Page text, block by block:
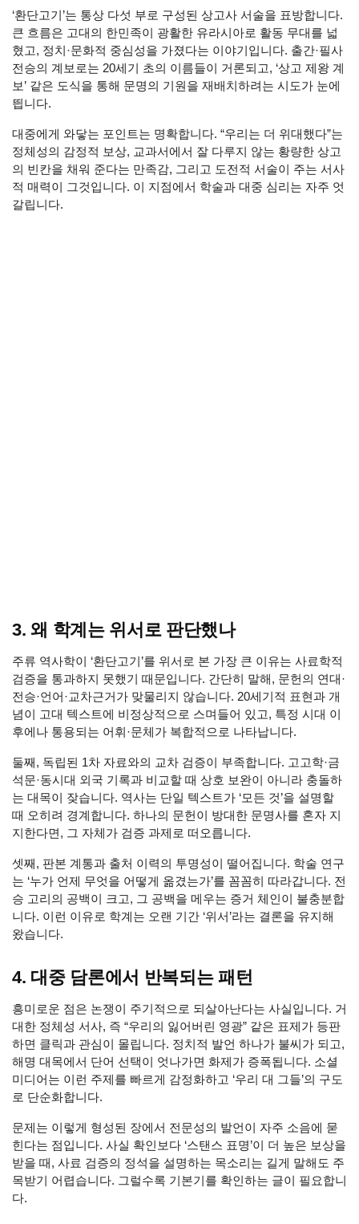
‘환단고기’는 통상 다섯 부로 구성된 상고사 서술을 표방합니다.
큰 흐름은 고대의 한민족이 광활한 유라시아로 활동 무대를 넓
혔고, 정치·문화적 중심성을 가졌다는 이야기입니다. 출간·필사
전승의 계보로는 20세기 초의 이름들이 거론되고, ‘상고 제왕 계
보’ 같은 도식을 통해 문명의 기원을 재배치하려는 시도가 눈에
띕니다.
대중에게 와닿는 포인트는 명확합니다. “우리는 더 위대했다”는
정체성의 감정적 보상, 교과서에서 잘 다루지 않는 황량한 상고
의 빈칸을 채워 준다는 만족감, 그리고 도전적 서술이 주는 서사
적 매력이 그것입니다. 이 지점에서 학술과 대중 심리는 자주 엇
갈립니다.
3. 왜 학계는 위서로 판단했나
주류 역사학이 ‘환단고기’를 위서로 본 가장 큰 이유는 사료학적
검증을 통과하지 못했기 때문입니다. 간단히 말해, 문헌의 연대·
전승·언어·교차근거가 맞물리지 않습니다. 20세기적 표현과 개
념이 고대 텍스트에 비정상적으로 스며들어 있고, 특정 시대 이
후에나 통용되는 어휘·문체가 복합적으로 나타납니다.
둘째, 독립된 1차 자료와의 교차 검증이 부족합니다. 고고학·금
석문·동시대 외국 기록과 비교할 때 상호 보완이 아니라 충돌하
는 대목이 잦습니다. 역사는 단일 텍스트가 ‘모든 것’을 설명할
때 오히려 경계합니다. 하나의 문헌이 방대한 문명사를 혼자 지
지한다면, 그 자체가 검증 과제로 떠오릅니다.
셋째, 판본 계통과 출처 이력의 투명성이 떨어집니다. 학술 연구
는 ‘누가 언제 무엇을 어떻게 옮겼는가’를 꼼꼼히 따라갑니다. 전
승 고리의 공백이 크고, 그 공백을 메우는 증거 체인이 불충분합
니다. 이런 이유로 학계는 오랜 기간 ‘위서’라는 결론을 유지해
왔습니다.
4. 대중 담론에서 반복되는 패턴
흥미로운 점은 논쟁이 주기적으로 되살아난다는 사실입니다. 거
대한 정체성 서사, 즉 “우리의 잃어버린 영광” 같은 표제가 등판
하면 클릭과 관심이 몰립니다. 정치적 발언 하나가 불씨가 되고,
해명 대목에서 단어 선택이 엇나가면 화제가 증폭됩니다. 소셜
미디어는 이런 주제를 빠르게 감정화하고 ‘우리 대 그들’의 구도
로 단순화합니다.
문제는 이렇게 형성된 장에서 전문성의 발언이 자주 소음에 묻
힌다는 점입니다. 사실 확인보다 ‘스탠스 표명’이 더 높은 보상을
받을 때, 사료 검증의 정석을 설명하는 목소리는 길게 말해도 주
목받기 어렵습니다. 그럴수록 기본기를 확인하는 글이 필요합니
다.